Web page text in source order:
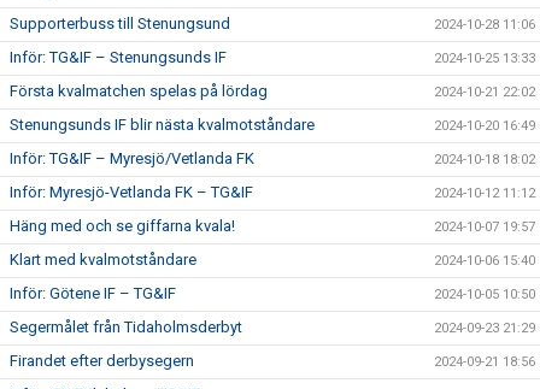
Supporterbuss till Stenungsund 2024-10-28 11:06
Inför: TG&IF – Stenungsunds IF 2024-10-25 13:33
Första kvalmatchen spelas på lördag 2024-10-21 22:02
Stenungsunds IF blir nästa kvalmotståndare 2024-10-20 16:49
Inför: TG&IF – Myresjö/Vetlanda FK 2024-10-18 18:02
Inför: Myresjö-Vetlanda FK – TG&IF 2024-10-12 11:12
Häng med och se giffarna kvala! 2024-10-07 19:57
Klart med kvalmotståndare 2024-10-06 15:40
Inför: Götene IF – TG&IF 2024-10-05 10:50
Segermålet från Tidaholmsderbyt 2024-09-23 21:29
Firandet efter derbysegern 2024-09-21 18:56